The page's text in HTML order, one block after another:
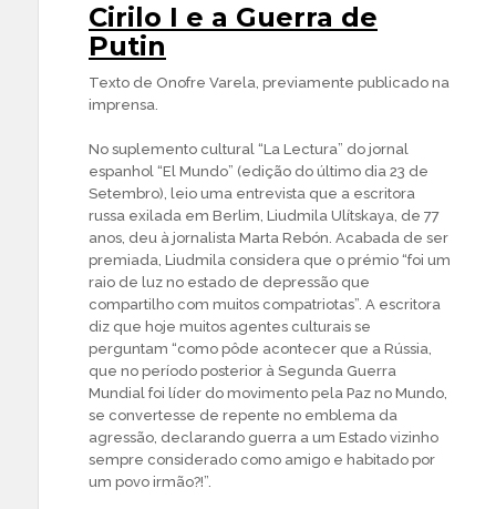
Cirilo I e a Guerra de
Putin
Texto de Onofre Varela, previamente publicado na
imprensa.
No suplemento cultural “La Lectura” do jornal
espanhol “El Mundo” (edição do último dia 23 de
Setembro), leio uma entrevista que a escritora
russa exilada em Berlim, Liudmila Ulítskaya, de 77
anos, deu à jornalista Marta Rebón. Acabada de ser
premiada, Liudmila considera que o prémio “foi um
raio de luz no estado de depressão que
compartilho com muitos compatriotas”. A escritora
diz que hoje muitos agentes culturais se
perguntam “como pôde acontecer que a Rússia,
que no período posterior à Segunda Guerra
Mundial foi líder do movimento pela Paz no Mundo,
se convertesse de repente no emblema da
agressão, declarando guerra a um Estado vizinho
sempre considerado como amigo e habitado por
um povo irmão?!”.